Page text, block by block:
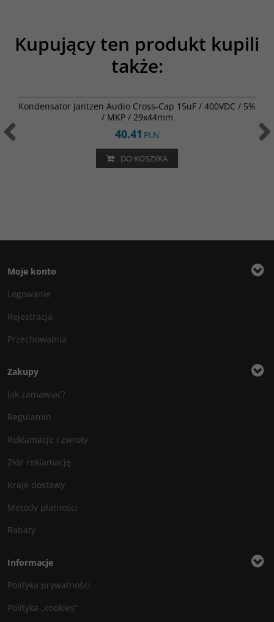
Kupujący ten produkt kupili
także:
BESTSELLER
Kondensator Jantzen Audio Cross-Cap 15uF / 400VDC / 5%
/ MKP / 29x44mm
40.41 PLN
DO KOSZYKA
Moje konto
Logowanie
Rejestracja
Przechowalnia
Zakupy
Jak zamawiać?
Regulamin
Reklamacje i zwroty
Złóż reklamację
Kraje dostawy
Metody płatności
Rabaty
Informacje
Polityka prywatności
Polityka „cookies”